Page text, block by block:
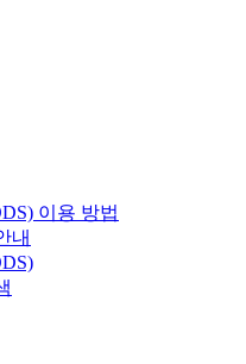
이용 방법
내